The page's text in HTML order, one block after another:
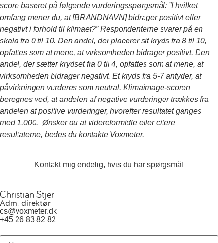
score baseret på følgende vurderingsspørgsmål: ”I hvilket
omfang mener du, at [BRANDNAVN] bidrager positivt eller
negativt i forhold til klimaet?” Respondenterne svarer på en
skala fra 0 til 10. Den andel, der placerer sit kryds fra 8 til 10,
opfattes som at mene, at virksomheden bidrager positivt. Den
andel, der sætter krydset fra 0 til 4, opfattes som at mene, at
virksomheden bidrager negativt. Et kryds fra 5-7 antyder, at
påvirkningen vurderes som neutral. Klimaimage-scoren
beregnes ved, at andelen af negative vurderinger trækkes fra
andelen af positive vurderinger, hvorefter resultatet ganges
med 1.000. Ønsker du at videreformidle eller citere
resultaterne, bedes du kontakte Voxmeter.
Kontakt mig endelig, hvis du har spørgsmål
Christian Stjer
Adm. direktør
cs@voxmeter.dk
+45 26 83 82 82